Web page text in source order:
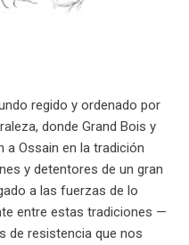
regido y ordenado por
donde Grand Bois y
Ossain en la tradición
y detentores de un gran
a las fuerzas de lo
entre estas tradiciones —
de resistencia que nos